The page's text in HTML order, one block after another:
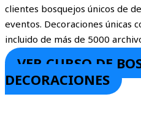
clientes bosquejos únicos de
eventos. Decoraciones únicas
incluido de más de 5000
VER CURSO DE
DECORACIONES